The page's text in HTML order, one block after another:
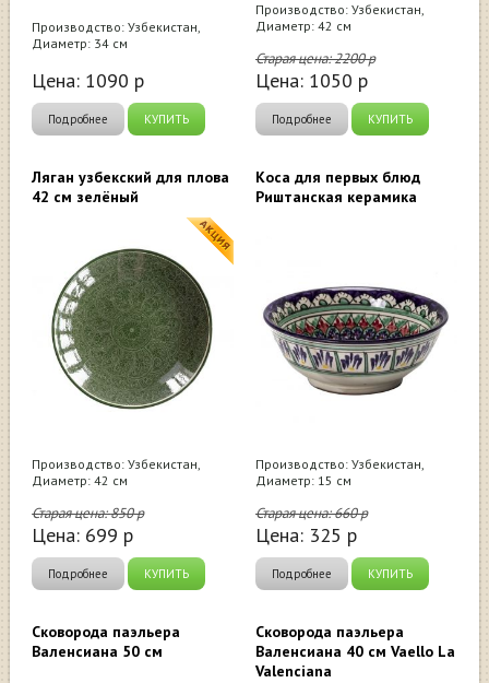
Производство: Узбекистан,
Диаметр: 34 см
Цена: 1090 р
Подробнее КУПИТЬ
Производство: Узбекистан,
Диаметр: 42 см
Старая цена:2200р
Цена: 1050 р
Подробнее КУПИТЬ
Ляган узбекский для плова
42 см зелёный
Производство: Узбекистан,
Диаметр: 42 см
Старая цена:850р
Цена: 699 р
Подробнее КУПИТЬ
Коса для первых блюд
Риштанская керамика
Производство: Узбекистан,
Диаметр: 15 см
Старая цена:660р
Цена: 325 р
Подробнее КУПИТЬ
Cковорода паэльера
Валенсиана 50 см
Cковорода паэльера
Валенсиана 40 см Vaello La
Valenciana